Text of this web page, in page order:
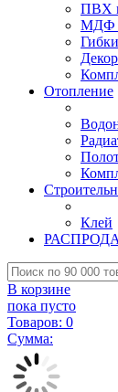
ПВХ
МДФ
Отопление
Клей
В корзине
пока пусто
Товаров: 0
Сумма: